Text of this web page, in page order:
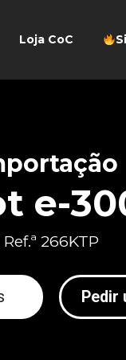
Loja CoC
e-
Ref.ª 266KTP
Pedir